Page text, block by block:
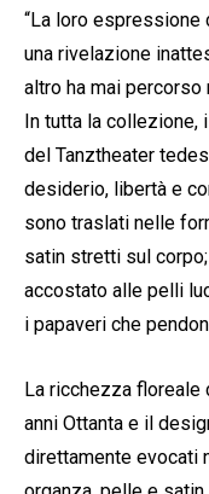
“La loro espressione
una rivelazione
altro ha mai percorso
In tutta la
del Tanztheater
desiderio, libertà e
sono traslati nelle
satin stretti sul
accostato alle pelli
i papaveri che
La ricchezza floreale
anni Ottanta e il
direttamente evocati